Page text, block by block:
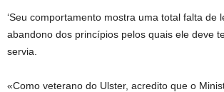
‘Seu comportamento mostra uma total falta de
abandono dos princípios pelos quais ele deve
servia.
«Como veterano do Ulster, acredito que o